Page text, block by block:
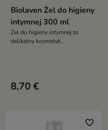
Biolaven Żel do higieny
intymnej 300 ml
Żel do higieny intymnej to
delikatny kosmetyk
oraz wspiera naturalną
8,70 €
favorite_border